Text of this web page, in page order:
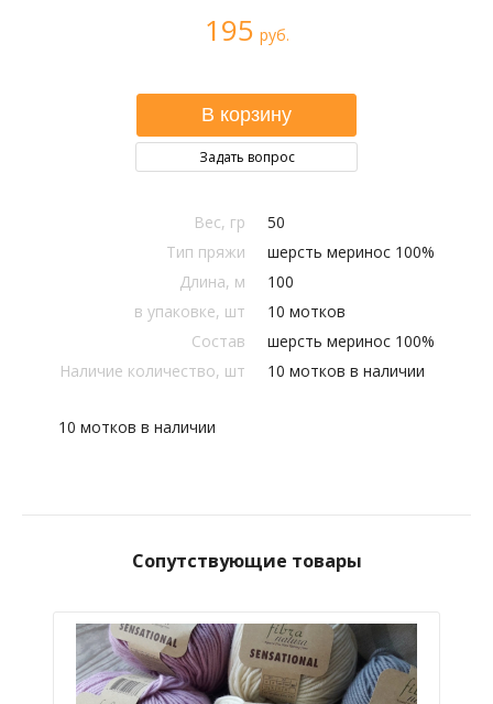
195 руб.
Задать вопрос
Вес, гр
50
Тип пряжи
шерсть меринос 100%
Длина, м
100
в упаковке, шт
10 мотков
Состав
шерсть меринос 100%
Наличие количество, шт
10 мотков в наличии
10 мотков в наличии
Сопутствующие товары